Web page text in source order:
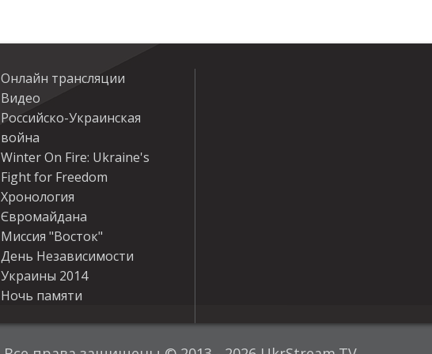
Онлайн трансляции
Видео
Российско-Украинская
война
Winter On Fire: Ukraine's
Fight for Freedom
Хронология
Євромайдана
Миссия "Восток"
День Независимости
Украины 2014
Ночь памяти